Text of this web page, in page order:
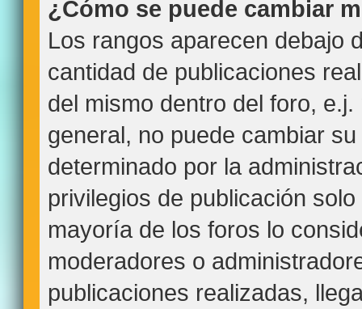
¿Cómo se puede cambiar
Los rangos aparecen debajo
cantidad de publicaciones
del mismo dentro del foro,
general, no puede cambiar
determinado por la
privilegios de publicación
mayoría de los foros lo
moderadores o
publicaciones realizadas,